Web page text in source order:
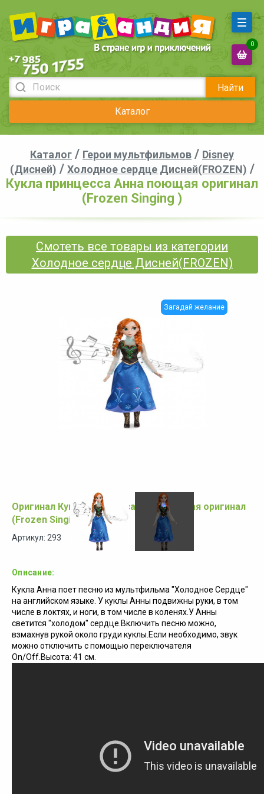
Найти
Каталог
0
Каталог / Герои мультфильмов / Disney
(Дисней) / Холодное сердце Дисней(FROZEN) /
Кукла принцесса Анна поющая оригинал
(Frozen Singing )
Смотеть все товары из категории
Холодное сердце Дисней(FROZEN)
Загадай желание
Оригинал Кукла принцесса Анна поющая оригинал
(Frozen Singing )
Артикул: 293
Описание:
Кукла Анна поет песню из мультфильма "Холодное Сердце"
на английском языке. У куклы Анны подвижны руки, в том
числе в локтях, и ноги, в том числе в коленях.У Анны
светится "холодом" сердце.Включить песню можно,
взмахнув рукой около груди куклы.Если необходимо, звук
можно отключить с помощью переключателя
On/Off.Высота: 41 см.